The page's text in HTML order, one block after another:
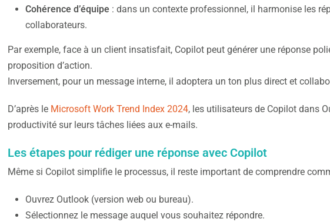
Cohérence d’équipe : dans un contexte professionnel, il harmonise les
collaborateurs.
Par exemple, face à un client insatisfait, Copilot peut générer une réponse
proposition d’action.
Inversement, pour un message interne, il adoptera un ton plus direct et
D’après le Microsoft Work Trend Index 2024, les utilisateurs de Copilot dans
productivité sur leurs tâches liées aux e-mails.
Les étapes pour rédiger une réponse avec Copilot
Même si Copilot simplifie le processus, il reste important de comprendre
Ouvrez Outlook (version web ou bureau).
Sélectionnez le message auquel vous souhaitez répondre.